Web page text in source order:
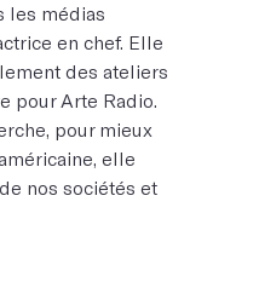
les médias
en chef. Elle
des ateliers
pour Arte Radio.
pour mieux
elle
nos sociétés et